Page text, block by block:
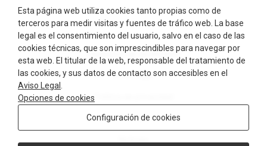
Validación de certificados
Aviso legal
Política de privacidad
Cookies
Esta página web utiliza cookies tanto propias como de
terceros para medir visitas y fuentes de tráfico web. La base
legal es el consentimiento del usuario, salvo en el caso de las
cookies técnicas, que son imprescindibles para navegar por
esta web. El titular de la web, responsable del tratamiento de
las cookies, y sus datos de contacto son accesibles en el
Aviso Legal
Opciones de cookies
Configuración de cookies